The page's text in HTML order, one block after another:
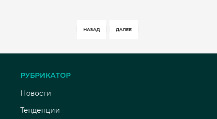
НАЗАД ДАЛЕЕ
РУБРИКАТОР
Новости
Тенденции